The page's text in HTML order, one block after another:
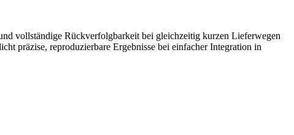
vollständige Rückverfolgbarkeit bei gleichzeitig kurzen Lieferwegen
präzise, reproduzierbare Ergebnisse bei einfacher Integration in